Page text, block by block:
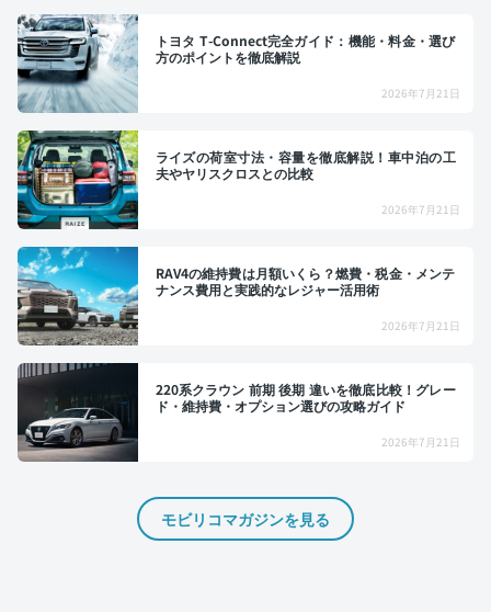
トヨタ T-Connect完全ガイド：機能・料金・選び
方のポイントを徹底解説
2026年7月21日
ライズの荷室寸法・容量を徹底解説！車中泊の工
夫やヤリスクロスとの比較
2026年7月21日
RAV4の維持費は月額いくら？燃費・税金・メンテ
ナンス費用と実践的なレジャー活用術
2026年7月21日
220系クラウン 前期 後期 違いを徹底比較！グレー
ド・維持費・オプション選びの攻略ガイド
2026年7月21日
モビリコマガジンを見る